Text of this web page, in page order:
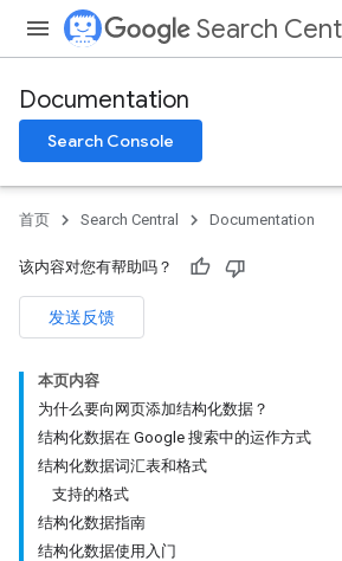
Search
Documentation
Search Console
首页 Search Central Documentation
该内容对您有帮助吗？
发送反馈
本页内容
为什么要向网页添加结构化数据？
结构化数据在 Google 搜索中的运作方式
结构化数据词汇表和格式
支持的格式
结构化数据指南
结构化数据使用入门